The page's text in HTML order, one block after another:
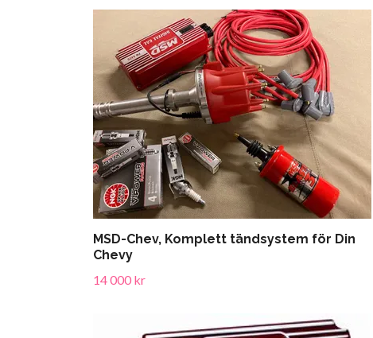
MSD-Chev, Komplett tändsystem för Din
Chevy
14 000 kr